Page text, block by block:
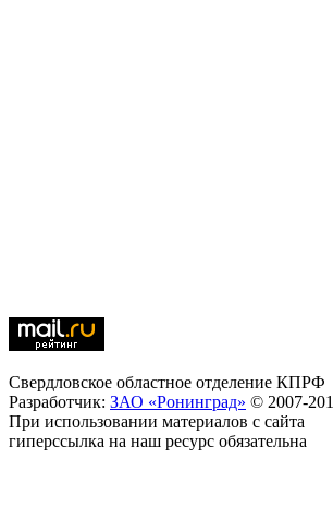
Свердловское областное отделение КПРФ
Разработчик: ЗАО «Ронинград» © 2007-
При использовании материалов с сайта
гиперссылка на наш ресурс обязательна